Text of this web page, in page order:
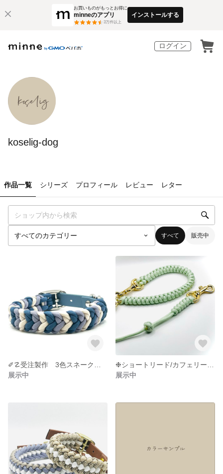
お買いものがもっとお得に
minneのアプリ
3万件以上
インストールする
ログイン
koselig-dog
作品一覧 シリーズ プロフィール レビュー レター
すべて 販売中
展示中
展示中